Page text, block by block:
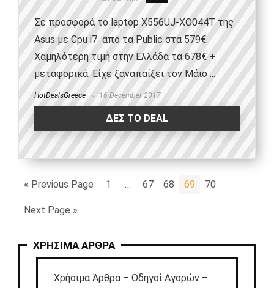
Σε προσφορά το laptop X556UJ-XO044T της
Asus με Cpu i7 από τα Public στα 579€.
Χαμηλότερη τιμή στην Ελλάδα τα 678€ +
μεταφορικά. Είχε ξαναπαίξει τον Μάιο ...
HotDealsGreece 16 December 2017
ΔΕΣ ΤΟ DEAL
« Previous Page 1 … 67 68 69 70
Next Page »
ΧΡΗΣΙΜΑ ΑΡΘΡΑ
Χρήσιμα Άρθρα – Οδηγοί Αγορών –